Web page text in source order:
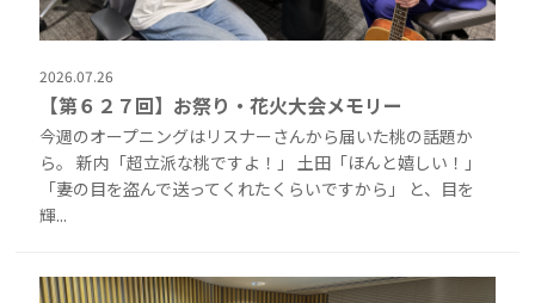
2026.07.26
【第６２７回】お祭り・花火大会メモリー
今週のオープニングはリスナーさんから届いた桃の話題か
ら。 新内「超立派な桃ですよ！」 土田「ほんと嬉しい！」
「妻の目を盗んで送ってくれたくらいですから」 と、目を
輝...